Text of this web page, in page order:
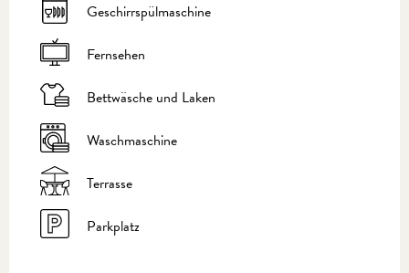
Geschirrspülmaschine
Fernsehen
Bettwäsche und Laken
Waschmaschine
Terrasse
Parkplatz